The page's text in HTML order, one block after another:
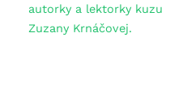
autorky a lektorky kuzu
Zuzany Krnáčovej.